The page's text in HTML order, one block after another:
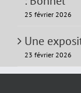
25 février 2026
Une
23 février 2026